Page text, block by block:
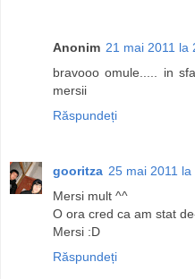
Anonim 21 mai 2011 la
bravooo omule..... in
mersii
Răspundeți
gooritza 25 mai 2011 la
Mersi mult ^^
O ora cred ca am stat
Mersi :D
Răspundeți